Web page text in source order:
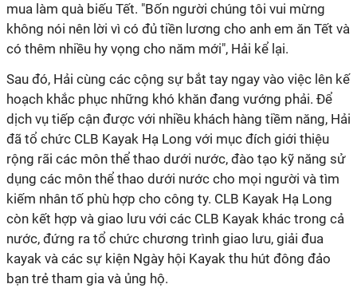
mua làm quà biếu Tết. "Bốn người chúng tôi vui mừng
không nói nên lời vì có đủ tiền lương cho anh em ăn Tết và
có thêm nhiều hy vọng cho năm mới", Hải kể lại.
Sau đó, Hải cùng các cộng sự bắt tay ngay vào việc lên kế
hoạch khắc phục những khó khăn đang vướng phải. Để
dịch vụ tiếp cận được với nhiều khách hàng tiềm năng, Hải
đã tổ chức CLB Kayak Hạ Long với mục đích giới thiệu
rộng rãi các môn thể thao dưới nước, đào tạo kỹ năng sử
dụng các môn thể thao dưới nước cho mọi người và tìm
kiếm nhân tố phù hợp cho công ty. CLB Kayak Hạ Long
còn kết hợp và giao lưu với các CLB Kayak khác trong cả
nước, đứng ra tổ chức chương trình giao lưu, giải đua
kayak và các sự kiện Ngày hội Kayak thu hút đông đảo
bạn trẻ tham gia và ủng hộ.